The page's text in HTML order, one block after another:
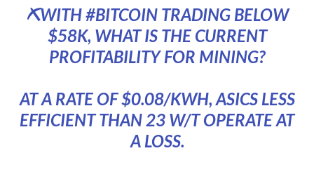
⛏️WITH#BITCOINTRADING BELOW
$58K, WHAT IS THE CURRENT
PROFITABILITY FOR MINING?
AT A RATE OF $0.08/KWH, ASICS LESS
EFFICIENT THAN 23 W/T OPERATE AT
A LOSS.